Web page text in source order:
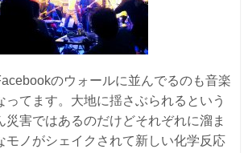
のウォールに並んでるのも音楽
ってます。大地に揺さぶられるという
災害ではあるのだけどそれぞれに溜ま
モノがシェイクされて新しい化学反応